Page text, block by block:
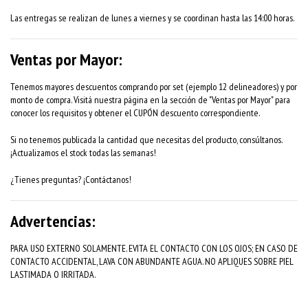
Las entregas se realizan de lunes a viernes y se coordinan hasta las 14:00 horas.
Ventas por Mayor:
Tenemos mayores descuentos comprando por set (ejemplo 12 delineadores) y por
monto de compra. Visitá nuestra página en la sección de "Ventas por Mayor" para
conocer los requisitos y obtener el CUPÓN descuento correspondiente.
Si no tenemos publicada la cantidad que necesitas del producto, consúltanos.
¡Actualizamos el stock todas las semanas!
¿Tienes preguntas? ¡Contáctanos!
Advertencias:
PARA USO EXTERNO SOLAMENTE. EVITA EL CONTACTO CON LOS OJOS; EN CASO DE
CONTACTO ACCIDENTAL, LAVA CON ABUNDANTE AGUA. NO APLIQUES SOBRE PIEL
LASTIMADA O IRRITADA.